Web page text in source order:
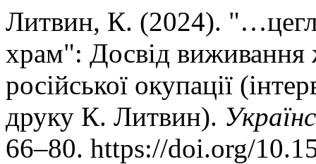
Литвин, К. (2024).
храм": Досвід виживання
російської окупації
друку К. Литвин).
66–80. https://doi.org/